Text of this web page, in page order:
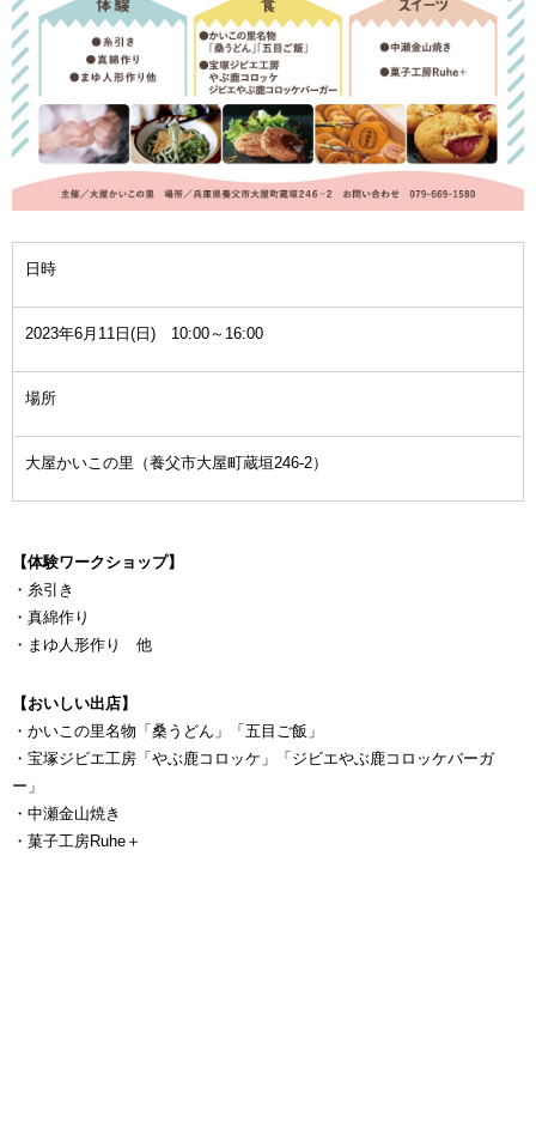
日時
2023年6月11日(日) 10:00～16:00
場所
大屋かいこの里（養父市大屋町蔵垣246-2）
【体験ワークショップ】
・糸引き
・真綿作り
・まゆ人形作り 他
【おいしい出店】
・かいこの里名物「桑うどん」「五目ご飯」
・宝塚ジビエ工房「やぶ鹿コロッケ」「ジビエやぶ鹿コロッケバーガ
ー」
・中瀬金山焼き
・菓子工房Ruhe＋